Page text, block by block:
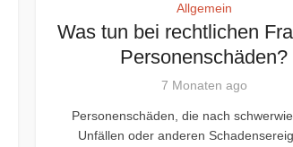
Allgemein
Was tun bei rechtlichen
Personenschäden?
7 Monaten ago
Personenschäden, die nach
Unfällen oder anderen